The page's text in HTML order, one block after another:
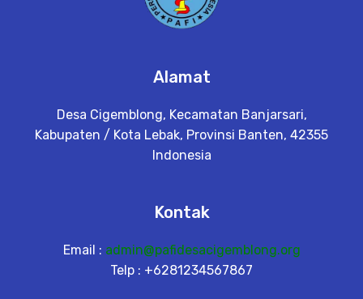
Alamat
Desa Cigemblong, Kecamatan Banjarsari,
Kabupaten / Kota Lebak, Provinsi Banten, 42355
Indonesia
Kontak
Email : admin@pafidesacigemblong.org
Telp : +6281234567867